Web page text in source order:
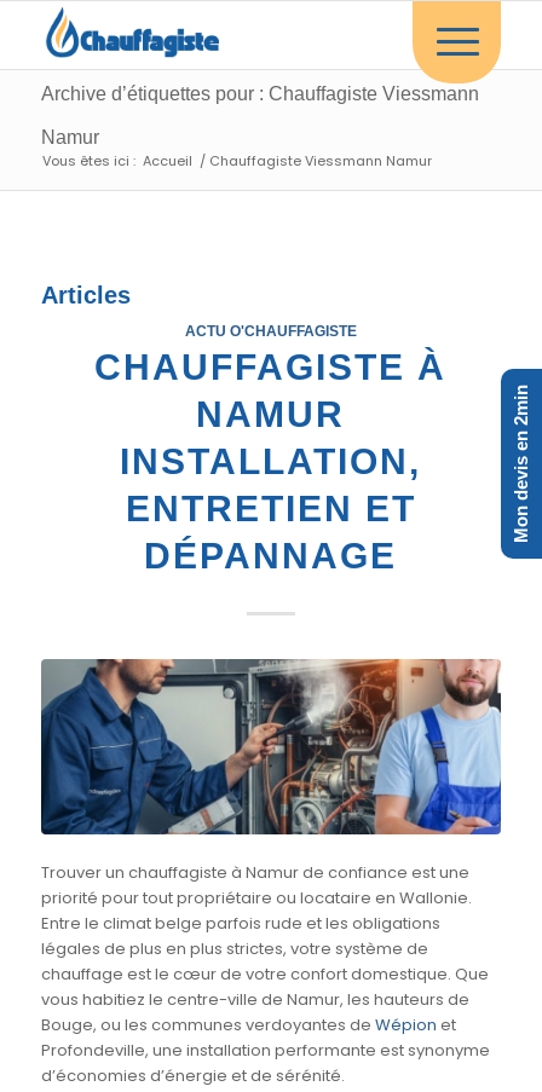
Archive d’étiquettes pour : Chauffagiste Viessmann
Namur
Vous êtes ici : Accueil / Chauffagiste Viessmann Namur
Articles
ACTU O'CHAUFFAGISTE
CHAUFFAGISTE À
NAMUR
INSTALLATION,
ENTRETIEN ET
DÉPANNAGE
Trouver un chauffagiste à Namur de confiance est une
priorité pour tout propriétaire ou locataire en Wallonie.
Entre le climat belge parfois rude et les obligations
légales de plus en plus strictes, votre système de
chauffage est le cœur de votre confort domestique. Que
vous habitiez le centre-ville de Namur, les hauteurs de
Bouge, ou les communes verdoyantes de Wépion et
Profondeville, une installation performante est synonyme
d’économies d’énergie et de sérénité.
Mon devis en 2min